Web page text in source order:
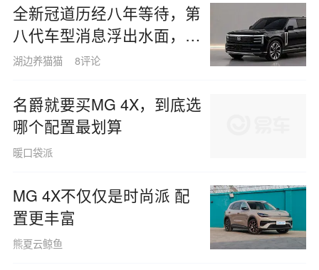
全新冠道历经八年等待，第
八代车型消息浮出水面，轴
距扩展至 2920 毫米，搭载
箱，这款车型是否依然值得
关注？
湖边养猫猫 8评论
名爵就要买MG 4X，到底选
哪个配置最划算
暖口袋派
MG 4X不仅仅是时尚派 配
置更丰富
熊夏云鲸鱼